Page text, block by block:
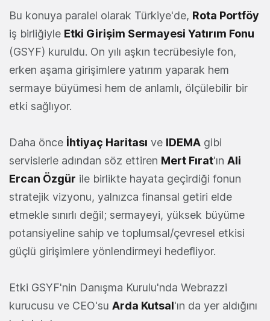
Bu konuya paralel olarak Türkiye'de, Rota Portföy
iş birliğiyle Etki Girişim Sermayesi Yatırım Fonu
(GSYF) kuruldu. On yılı aşkın tecrübesiyle fon,
erken aşama girişimlere yatırım yaparak hem
sermaye büyümesi hem de anlamlı, ölçülebilir bir
etki sağlıyor.
Daha önce İhtiyaç Haritası ve IDEMA gibi
servislerle adından söz ettiren Mert Fırat'ın Ali
Ercan Özgür ile birlikte hayata geçirdiği fonun
stratejik vizyonu, yalnızca finansal getiri elde
etmekle sınırlı değil; sermayeyi, yüksek büyüme
potansiyeline sahip ve toplumsal/çevresel etkisi
güçlü girişimlere yönlendirmeyi hedefliyor.
Etki GSYF'nin Danışma Kurulu'nda Webrazzi
kurucusu ve CEO'su Arda Kutsal'ın da yer aldığını